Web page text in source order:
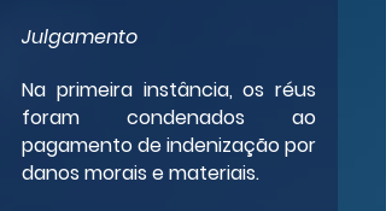
Julgamento
Na primeira instância, os réus
foram condenados ao
pagamento de indenização por
danos morais e materiais.